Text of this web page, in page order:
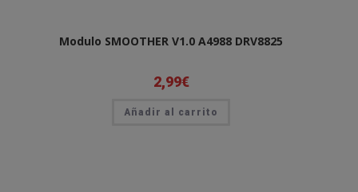
Modulo SMOOTHER V1.0 A4988 DRV8825
2,99€
Añadir al carrito